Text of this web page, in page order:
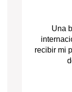
Una
recibir mi